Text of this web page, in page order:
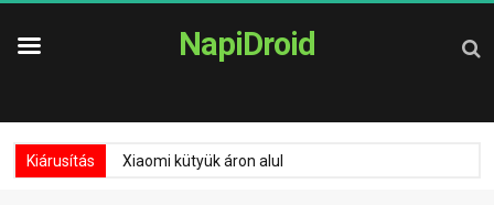
NapiDroid
Kiárusítás Xiaomi kütyük áron alul